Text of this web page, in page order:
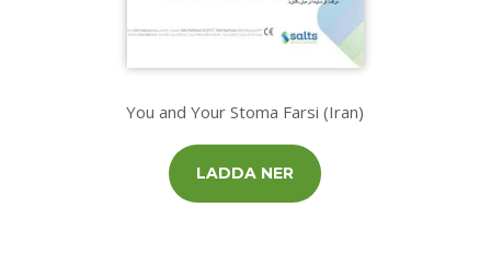
You and Your Stoma Farsi (Iran)
LADDA NER